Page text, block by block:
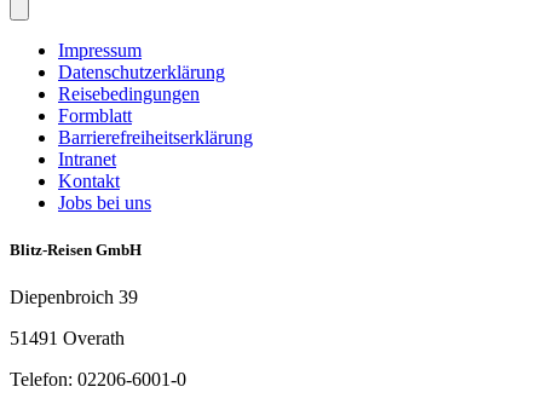
Impressum
Datenschutzerklärung
Reisebedingungen
Formblatt
Barrierefreiheitserklärung
Intranet
Kontakt
Jobs bei uns
Blitz-Reisen GmbH
Diepenbroich 39
51491 Overath
Telefon: 02206-6001-0